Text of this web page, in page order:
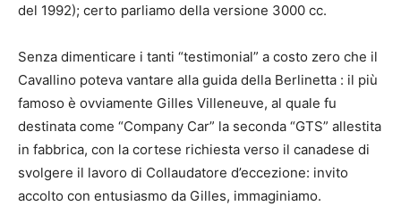
del 1992); certo parliamo della versione 3000 cc.
Senza dimenticare i tanti “testimonial” a costo zero che il
Cavallino poteva vantare alla guida della Berlinetta : il più
famoso è ovviamente Gilles Villeneuve, al quale fu
destinata come “Company Car” la seconda “GTS” allestita
in fabbrica, con la cortese richiesta verso il canadese di
svolgere il lavoro di Collaudatore d’eccezione: invito
accolto con entusiasmo da Gilles, immaginiamo.